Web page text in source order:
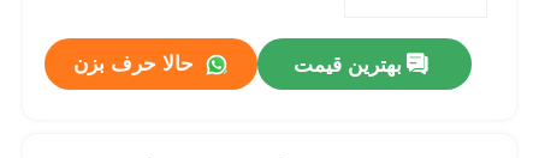
بهترین قیمت حالا حرف بزن